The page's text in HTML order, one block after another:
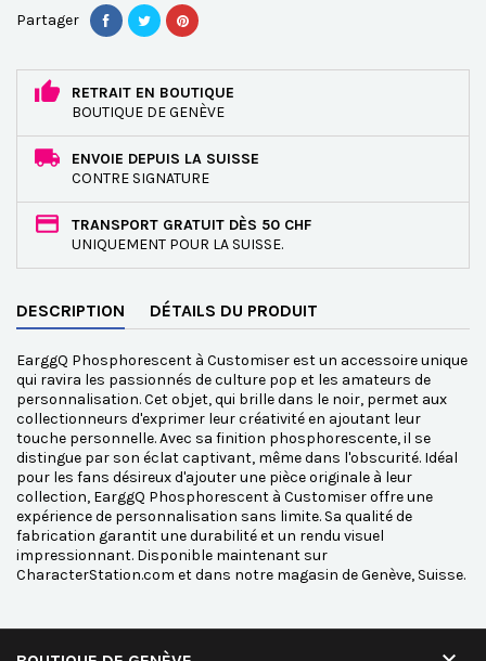
Partager
RETRAIT EN BOUTIQUE
BOUTIQUE DE GENÈVE
ENVOIE DEPUIS LA SUISSE
CONTRE SIGNATURE
TRANSPORT GRATUIT DÈS 50 CHF
UNIQUEMENT POUR LA SUISSE.
DESCRIPTION DÉTAILS DU PRODUIT
EarggQ Phosphorescent à Customiser est un accessoire unique
qui ravira les passionnés de culture pop et les amateurs de
personnalisation. Cet objet, qui brille dans le noir, permet aux
collectionneurs d'exprimer leur créativité en ajoutant leur
touche personnelle. Avec sa finition phosphorescente, il se
distingue par son éclat captivant, même dans l'obscurité. Idéal
pour les fans désireux d'ajouter une pièce originale à leur
collection, EarggQ Phosphorescent à Customiser offre une
expérience de personnalisation sans limite. Sa qualité de
fabrication garantit une durabilité et un rendu visuel
impressionnant. Disponible maintenant sur
CharacterStation.com et dans notre magasin de Genève, Suisse.